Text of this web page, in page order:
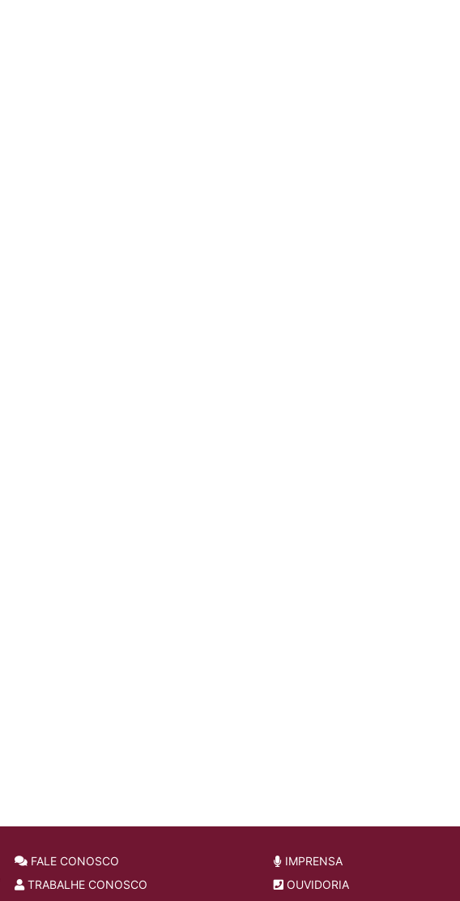
FALE CONOSCO
TRABALHE CONOSCO
IMPRENSA
OUVIDORIA